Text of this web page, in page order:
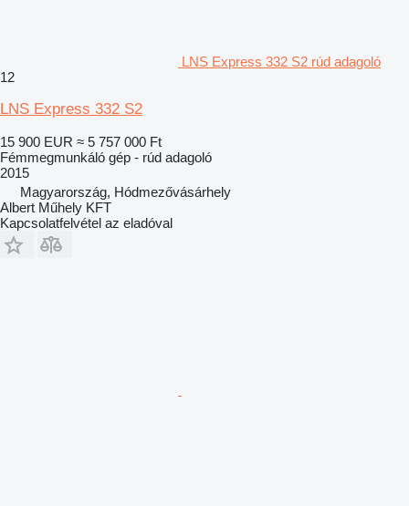
LNS Express 332 S2 rúd adagoló
12
LNS Express 332 S2
15 900 EUR ≈ 5 757 000 Ft
Fémmegmunkáló gép - rúd adagoló
2015
Magyarország, Hódmezővásárhely
Albert Műhely KFT
Kapcsolatfelvétel az eladóval